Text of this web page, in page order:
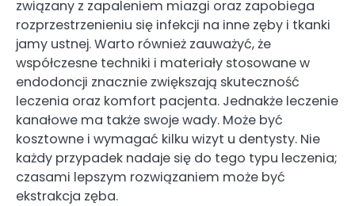
związany z zapaleniem miazgi oraz zapobiega
rozprzestrzenieniu się infekcji na inne zęby i tkanki
jamy ustnej. Warto również zauważyć, że
współczesne techniki i materiały stosowane w
endodoncji znacznie zwiększają skuteczność
leczenia oraz komfort pacjenta. Jednakże leczenie
kanałowe ma także swoje wady. Może być
kosztowne i wymagać kilku wizyt u dentysty. Nie
każdy przypadek nadaje się do tego typu leczenia;
czasami lepszym rozwiązaniem może być
ekstrakcja zęba.